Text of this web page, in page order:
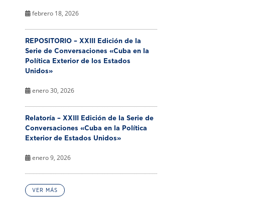
febrero 18, 2026
REPOSITORIO – XXIII Edición de la
Serie de Conversaciones «Cuba en la
Política Exterior de los Estados
Unidos»
enero 30, 2026
Relatoría – XXIII Edición de la Serie de
Conversaciones «Cuba en la Política
Exterior de Estados Unidos»
enero 9, 2026
VER MÁS